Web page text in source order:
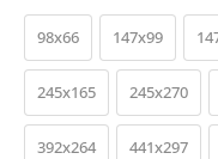
98x66 147x99
245x165 245x270
392x264 441x297